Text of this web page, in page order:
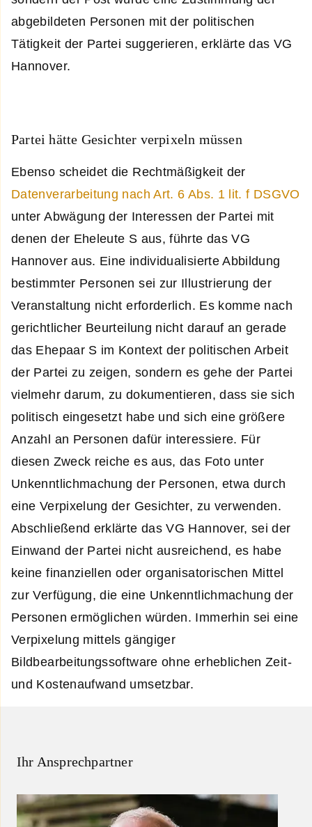
abgebildeten Personen mit der politischen
Tätigkeit der Partei suggerieren, erklärte das VG
Hannover.
Partei hätte Gesichter verpixeln müssen
Ebenso scheidet die Rechtmäßigkeit der
Datenverarbeitung nach Art. 6 Abs. 1 lit. f DSGVO
unter Abwägung der Interessen der Partei mit
denen der Eheleute S aus, führte das VG
Hannover aus. Eine individualisierte Abbildung
bestimmter Personen sei zur Illustrierung der
Veranstaltung nicht erforderlich. Es komme nach
gerichtlicher Beurteilung nicht darauf an gerade
das Ehepaar S im Kontext der politischen Arbeit
der Partei zu zeigen, sondern es gehe der Partei
vielmehr darum, zu dokumentieren, dass sie sich
politisch eingesetzt habe und sich eine größere
Anzahl an Personen dafür interessiere. Für
diesen Zweck reiche es aus, das Foto unter
Unkenntlichmachung der Personen, etwa durch
eine Verpixelung der Gesichter, zu verwenden.
Abschließend erklärte das VG Hannover, sei der
Einwand der Partei nicht ausreichend, es habe
keine finanziellen oder organisatorischen Mittel
zur Verfügung, die eine Unkenntlichmachung der
Personen ermöglichen würden. Immerhin sei eine
Verpixelung mittels gängiger
Bildbearbeitungssoftware ohne erheblichen Zeit-
und Kostenaufwand umsetzbar.
Ihr Ansprechpartner